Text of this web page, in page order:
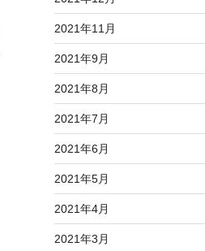
2021年11月
2021年9月
2021年8月
2021年7月
2021年6月
2021年5月
2021年4月
2021年3月